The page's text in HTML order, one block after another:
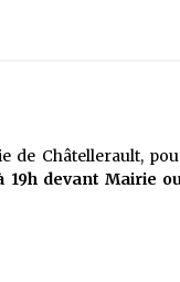
Châtellerault,
19h devant Mairie